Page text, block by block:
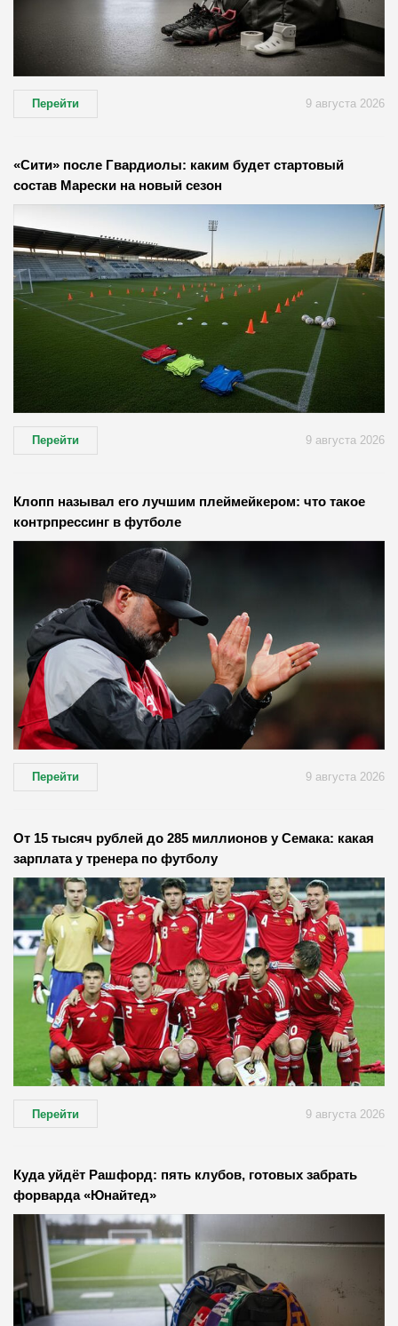
Перейти 9 августа 2026
«Сити» после Гвардиолы: каким будет стартовый
состав Марески на новый сезон
Перейти 9 августа 2026
Клопп называл его лучшим плеймейкером: что такое
контрпрессинг в футболе
Перейти 9 августа 2026
От 15 тысяч рублей до 285 миллионов у Семака: какая
зарплата у тренера по футболу
Перейти 9 августа 2026
Куда уйдёт Рашфорд: пять клубов, готовых забрать
форварда «Юнайтед»